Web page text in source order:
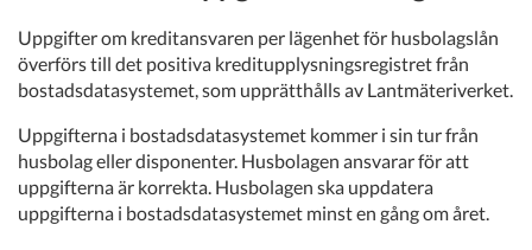
Uppgifter om kreditansvaren per lägenhet för husbolagslån
överförs till det positiva kreditupplysningsregistret från
bostadsdatasystemet, som upprätthålls av Lantmäteriverket.
Uppgifterna i bostadsdatasystemet kommer i sin tur från
husbolag eller disponenter. Husbolagen ansvarar för att
uppgifterna är korrekta. Husbolagen ska uppdatera
uppgifterna i bostadsdatasystemet minst en gång om året.